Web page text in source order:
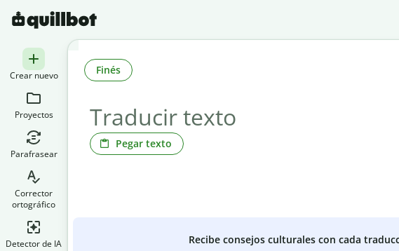
Crear nuevo
Proyectos
Parafrasear
Corrector
ortográfico
Detector de IA
Pegar texto
Finés
Recibe consejos culturales con cada